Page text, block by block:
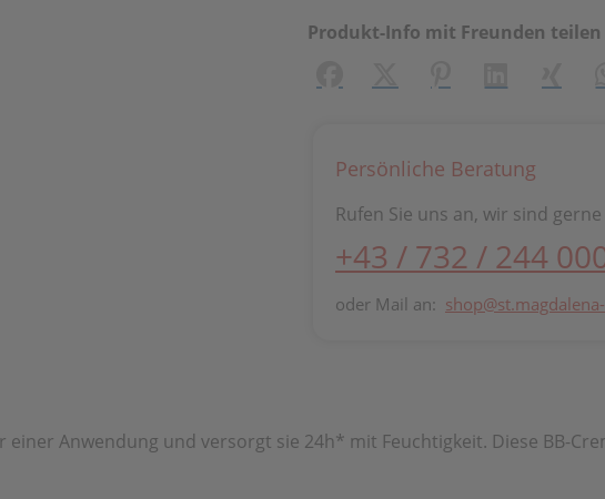
Produkt-Info mit Freunden teilen
Persönliche Beratung
Rufen Sie uns an, wir sind
+43 / 732 / 244
oder Mail an:
Anwendung und versorgt sie 24h* mit Feuchtigkeit. Diese BB-